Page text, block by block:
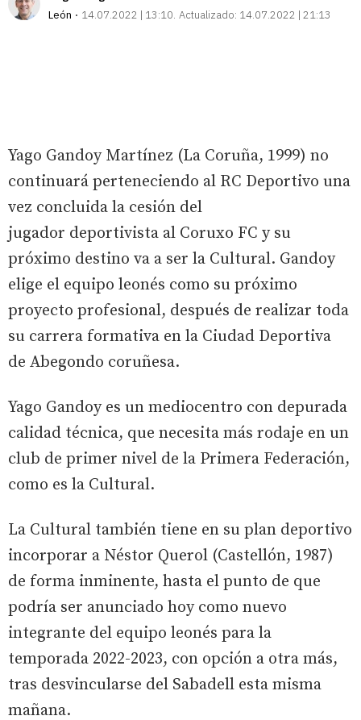
León
14.07.2022 | 13:10 Actualizado: 14.07.2022 | 21:13
Yago Gandoy Martínez (La Coruña, 1999) no
continuará perteneciendo al RC Deportivo una
vez concluida la cesión del
jugador deportivista al Coruxo FC y su
próximo destino va a ser la Cultural. Gandoy
elige el equipo leonés como su próximo
proyecto profesional, después de realizar toda
su carrera formativa en la Ciudad Deportiva
de Abegondo coruñesa.
Yago Gandoy es un mediocentro con depurada
calidad técnica, que necesita más rodaje en un
club de primer nivel de la Primera Federación,
como es la Cultural.
La Cultural también tiene en su plan deportivo
incorporar a Néstor Querol (Castellón, 1987)
de forma inminente, hasta el punto de que
podría ser anunciado hoy como nuevo
integrante del equipo leonés para la
temporada 2022-2023, con opción a otra más,
tras desvincularse del Sabadell esta misma
mañana.